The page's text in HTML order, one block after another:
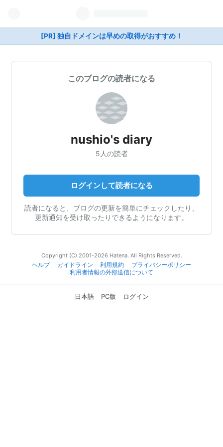
[PR] 独自ドメインは早めの取得がおすすめ！
このブログの読者になる
nushio's diary
5人の読者
ログインして読者になる
読者になると、ブログの更新を簡単にチェックしたり、
更新通知を受け取ったりできるようになります。
Copyright (C) 2001-2026 Hatena. All Rights Reserved.
ヘルプ
ガイドライン 利用規約
プライバシーポリシー
利用者情報の外部送信について
日本語 PC版 ログイン